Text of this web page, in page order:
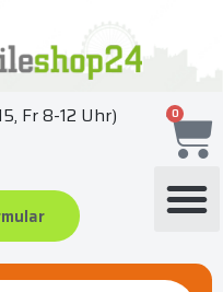
Fr 8-12 Uhr) 0